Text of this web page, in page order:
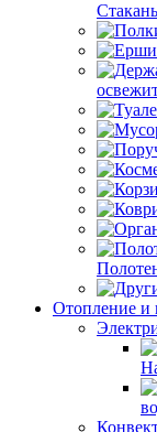
Отопление и